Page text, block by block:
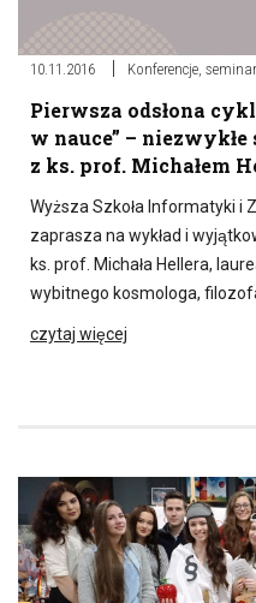
10.11.2016 Konferencje,
Pierwsza odsłona
w nauce” –
z ks. prof. Michałem
Wyższa Szkoła Informatyki i
zaprasza na wykład i
ks. prof. Michała Hellera,
wybitnego kosmologa,
czytaj więcej